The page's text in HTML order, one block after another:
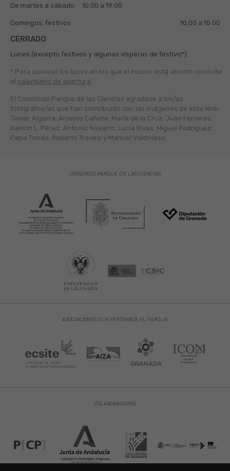
De martes a sábado 10:00 a 19:00
Domingos, festivos 10:00 a 15:00
CERRADO
Lunes (excepto festivos y algunas vísperas de festivo*)
* Para conocer los lunes en los que el museo está abierto consulte
el calendario de apertura
El Consorcio Parque de las Ciencias agradece a los/as
fotógráfos/as que han contribuido con las imágenes de esta Web:
Javier Algarra; Arsenio Cañete; María de la Cruz; Juan Ferreras;
Ramón L. Pérez; Antonio Navarro; Lucía Rivas; Miguel Rodríguez;
Pepe Torres; Roberto Travesí y Manuel Valdivieso.
ASOCIACIONES QUE PERTENECE EL PARQUE
CONSORCIO PARQUE DE LAS CIENCIAS
COLABORADORES